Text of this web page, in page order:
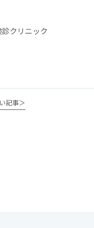
診クリニック
記事＞